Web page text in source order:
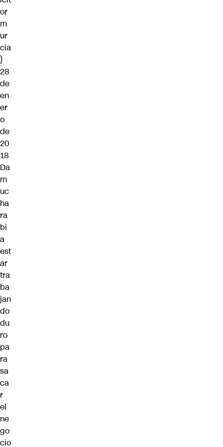
or
m
ur
cia
)
28
de
en
er
o
de
20
18
Da
m
uc
ha
ra
bi
a
est
ar
tra
ba
jan
do
du
ro
pa
ra
sa
ca
r
el
ne
go
cio